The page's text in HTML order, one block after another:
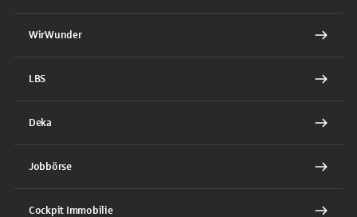
WirWunder
LBS
Deka
Jobbörse
Cockpit Immobilie